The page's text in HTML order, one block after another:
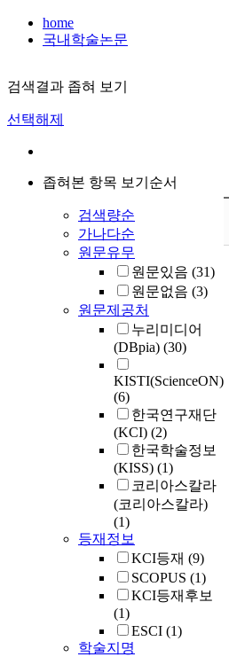
home
국내학술논문
검색결과 좁혀 보기
선택해제
좁혀본 항목 보기순서
검색량순
가나다순
원문유무
원문있음 (31)
원문없음 (3)
원문제공처
누리미디어
(DBpia) (30)
KISTI(ScienceON)
(6)
한국연구재단
(KCI) (2)
한국학술정보
(KISS) (1)
코리아스칼라
(코리아스칼라)
(1)
등재정보
KCI등재 (9)
SCOPUS (1)
KCI등재후보
(1)
ESCI (1)
학술지명